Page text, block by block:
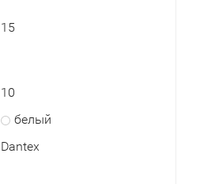
15
10
белый
Dantex